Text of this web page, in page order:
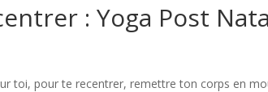
: Yoga Post
toi, pour te recentrer, remettre ton corps en